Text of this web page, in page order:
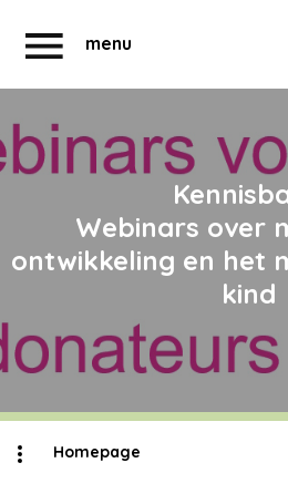
menu
Abonnementen
Webinars over
ontwikkeling en het
kind
Homepage